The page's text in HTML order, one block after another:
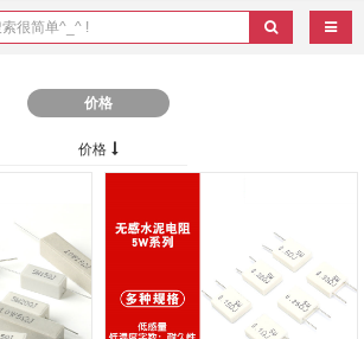
导航
价格
价格